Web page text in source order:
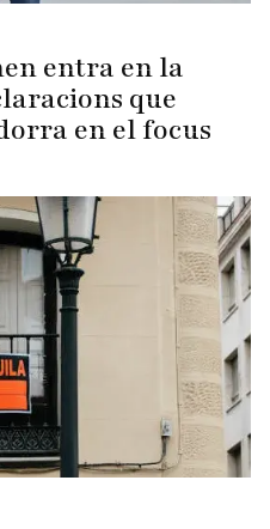
entra en la
que
en el focus